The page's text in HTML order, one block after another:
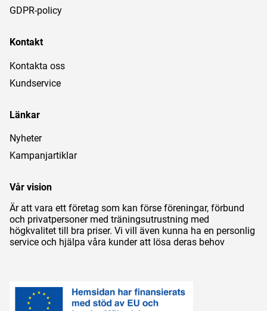
GDPR-policy
Kontakt
Kontakta oss
Kundservice
Länkar
Nyheter
Kampanjartiklar
Vår vision
Är att vara ett företag som kan förse föreningar, förbund
och privatpersoner med träningsutrustning med
högkvalitet till bra priser. Vi vill även kunna ha en personlig
service och hjälpa våra kunder att lösa deras behov